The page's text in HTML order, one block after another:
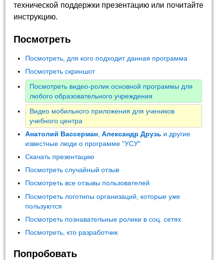
технической поддержки презентацию или почитайте
инструкцию.
Посмотреть
Посмотреть, для кого подходит данная программа
Посмотреть скриншот
Посмотреть видео-ролик основной программы для
любого образовательного учреждения
Видео мобильного приложения для учеников
учебного центра
Анатолий Вассерман ,Александр Друзь и другие
известные люди о программе "УСУ"
Скачать презентацию
Посмотреть случайный отзыв
Посмотреть все отзывы пользователей
Посмотреть логотипы организаций, которые уже
пользуются
Посмотреть познавательные ролики в соц. сетях
Посмотреть, кто разработчик
Попробовать